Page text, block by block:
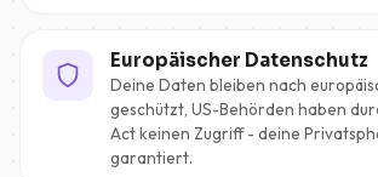
Europäischer Datenschutz
Deine Daten bleiben nach
geschützt, US-Behörden haben
Act keinen Zugriff - deine
garantiert.